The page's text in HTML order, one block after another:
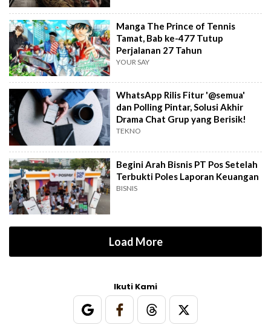
Manga The Prince of Tennis
Tamat, Bab ke-477 Tutup
Perjalanan 27 Tahun
YOUR SAY
WhatsApp Rilis Fitur '@semua'
dan Polling Pintar, Solusi Akhir
Drama Chat Grup yang Berisik!
TEKNO
Begini Arah Bisnis PT Pos Setelah
Terbukti Poles Laporan Keuangan
BISNIS
Load More
Ikuti Kami